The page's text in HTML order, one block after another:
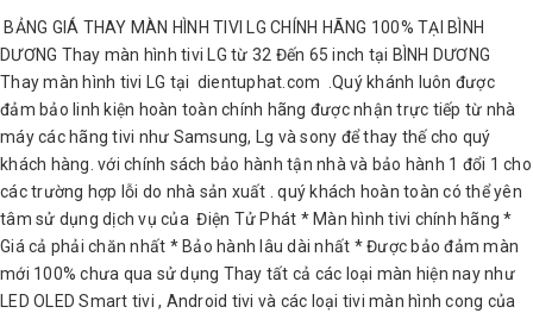
BẢNG GIÁ THAY MÀN HÌNH TIVI LG CHÍNH HÃNG 100% TẠI BÌNH
DƯƠNG Thay màn hình tivi LG từ 32 Đến 65 inch tại BÌNH DƯƠNG
Thay màn hình tivi LG tại dientuphat.com .Quý khánh luôn được
đảm bảo linh kiện hoàn toàn chính hãng được nhận trực tiếp từ nhà
máy các hãng tivi như Samsung, Lg và sony để thay thế cho quý
khách hàng. với chính sách bảo hành tận nhà và bảo hành 1 đổi 1 cho
các trường hợp lỗi do nhà sản xuất . quý khách hoàn toàn có thể yên
tâm sử dụng dịch vụ của Điện Tử Phát * Màn hình tivi chính hãng *
Giá cả phải chăn nhất * Bảo hành lâu dài nhất * Được bảo đảm màn
mới 100% chưa qua sử dụng Thay tất cả các loại màn hiện nay như
LED OLED Smart tivi , Android tivi và các loại tivi màn hình cong của